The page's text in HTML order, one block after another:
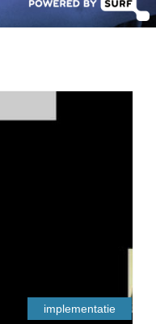
implementatie